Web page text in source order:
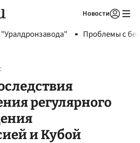
Новости
Проблемы с
регулярного
и Кубой